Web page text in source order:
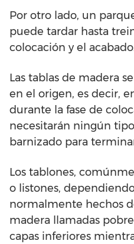
Por otro lado, un
puede tardar hasta
colocación y el
Las tablas de madera
en el origen, es decir,
durante la fase de
necesitarán ningún
barnizado para
Los tablones,
o listones,
normalmente hechos
madera llamadas
capas inferiores